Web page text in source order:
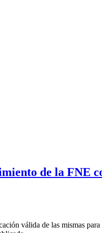
de la FNE
válida de las mismas